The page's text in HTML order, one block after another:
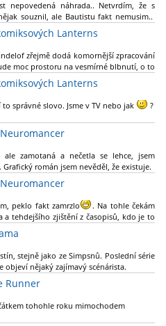
náhrada.. Netvrdím, že s
souznil, ale Bautistu fakt nemusim..
Lanterns
zřejmě dodá komornější zpracování
moc prostoru na vesmírné blbnutí, o to
adaptace odprostit třeba od filmového
Reynoldsem.´´ Co je na tom
Lanterns
správné slovo. Jsme v TV nebo jak
?
skvěle jak po stránce kvantity materiálu,
velké překvapení a velmi zajímavá volba
novou scénou.
tomu škodí to všechno kolem
nezasloužilo by si to zářez jen kvůli tomu.
zamotaná a nečetla se lehce, jsem
román jsem nevěděl, že existuje.
peklo fakt zamrzlo
. Na tohle čekám
a tehdejšího zjištění z časopisů, kdo je to
kniha zač), přičemž 25 let (od Matrixu,
do povědomí i obyčejného diváka a
doufám, že si po řadě "duchovních
In The Shell, Alita: Battle Angel,
2049, Cyberpunk 2077, atd.), někdo
se kterou to všechno začalo.
se tiše modlit a doufat, že to bude stát za
na seriál a nikoliv film, snad tvůrci tu
stejně jako ze Simpsnů. Poslední série
objeví nějaký zajímavý scénárista.
řada Ricka a Mortyho a já z úžasem zjistil,
Runner
tohohle roku mimochodem